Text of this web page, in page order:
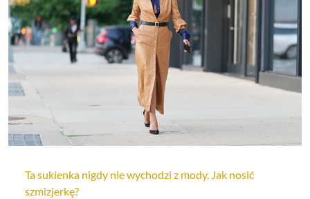
Ta sukienka nigdy nie wychodzi z mody. Jak nosić
szmizjerkę?